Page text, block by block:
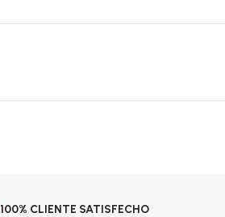
100% CLIENTE SATISFECHO